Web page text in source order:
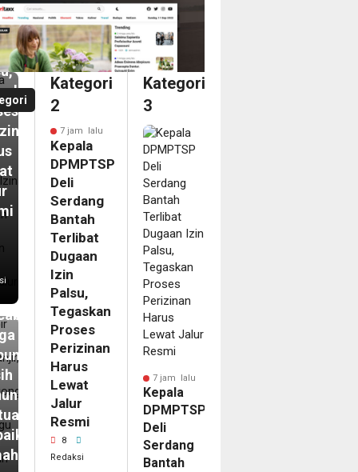
Kategori
2
7 jam lalu
Kepala
DPMPTSP
Deli
Serdang
Bantah
Terlibat
Dugaan
Izin
Palsu,
Tegaskan
Proses
Perizinan
Harus
Lewat
Jalur
Resmi
8
Redaksi
Kategori
3
7 jam lalu
Kepala
DPMPTSP
Deli
Serdang
Bantah